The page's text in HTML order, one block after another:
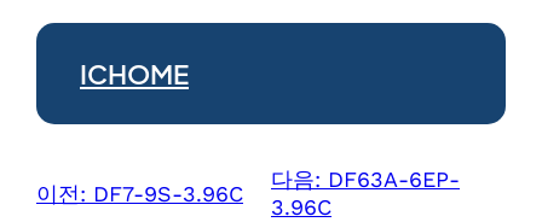
ICHOME
이전: DF7-9S-3.96C
다음: DF63A-6EP-
3.96C